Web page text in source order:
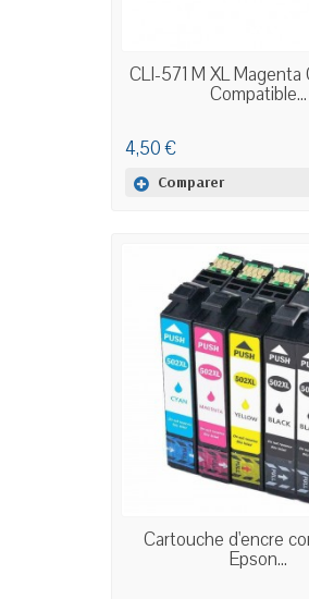
EN STOCK
CLI-571 M XL
Compatible...
4,50 €
Comparer
EN STOCK
Cartouche d'encre
Epson...